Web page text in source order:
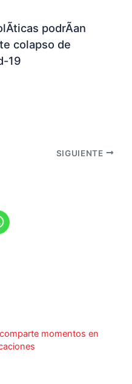
podrÃ­an
colapso de
19
SIGUIENTE
momentos en